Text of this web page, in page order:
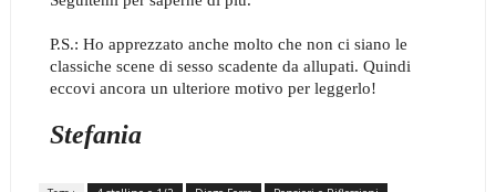
P.S.: Ho apprezzato anche molto che non ci siano le
classiche scene di sesso scadente da allupati. Quindi
eccovi ancora un ulteriore motivo per leggerlo!
Stefania